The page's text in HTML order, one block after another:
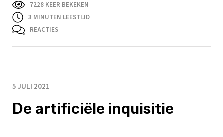
7228 KEER BEKEKEN
3 MINUTEN LEESTIJD
REACTIES
5 JULI 2021
De artificiële inquisitie